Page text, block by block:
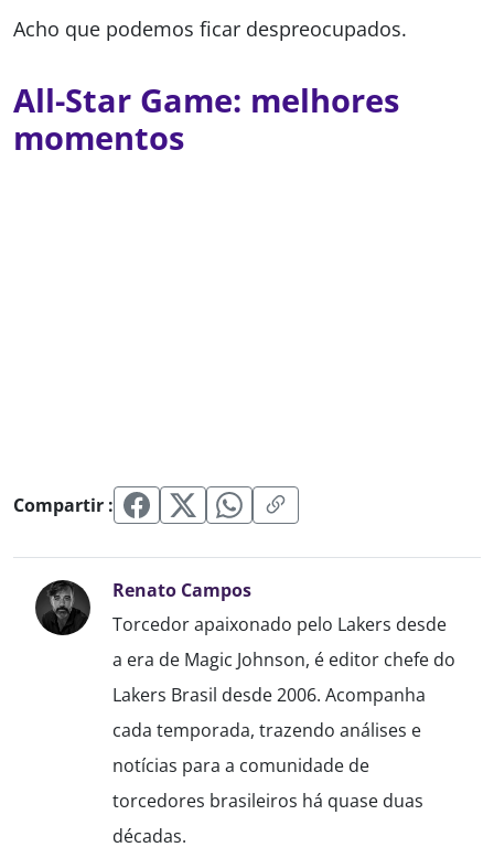
Acho que podemos ficar despreocupados.
All-Star Game: melhores
momentos
Compartir :
Renato Campos
Torcedor apaixonado pelo Lakers desde
a era de Magic Johnson, é editor chefe do
Lakers Brasil desde 2006. Acompanha
cada temporada, trazendo análises e
notícias para a comunidade de
torcedores brasileiros há quase duas
décadas.